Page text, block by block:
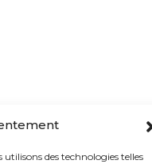
des technologies telles